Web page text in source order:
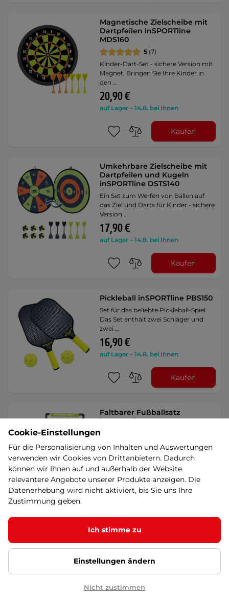
Magnetische Zielscheibe mit
Dartpfeilen inSPORTline
MDS160
5 (7)
Kinder-Dart-Set - sichere Version mit
Magnet. Bringen Sie Ihre Kinder in
den …
20,90 €
auf Lager – 14.8. bei Ihnen
Kaufen
Umkehrbare Zielscheibe mit
Dartpfeilen und Kugeln
inSPORTline DSTS140
Ein Set zum Werfen von Bällen auf
das Ziel und Darts für Kinder - sichere
Version …
17,90 €
auf Lager – 14.8. bei Ihnen
Kaufen
Pickleball inSPORTline PBS150
Set für das beliebte Pickleball-Spiel.
Das Set enthält zwei Schläger und
zwei …
16,90 €
auf Lager – 14.8. bei Ihnen
Kaufen
Faltbarer Fußballsatz
inSPORTline FSGS250
Ein Set für kleine und große
Fußballer, ideal für den Garten und
das Kinderzimmer. …
39,90 €
auf Lager – 14.8. bei Ihnen
Kinder-Ballsport-Set 6in1
inSPORTline SCS530
Basketball, Fußball, Feldhockey,
Cookie-Einstellungen
Für die Personalisierung von Inhalten und Auswertungen
verwenden wir Cookies von Drittanbietern. Dadurch
können wir Ihnen auf und außerhalb der Website
relevantere Angebote unserer Produkte anzeigen. Die
Datenerhebung wird nicht aktiviert, bis Sie uns Ihre
Zustimmung geben.
Ich stimme zu
Einstellungen ändern
Nicht zustimmen